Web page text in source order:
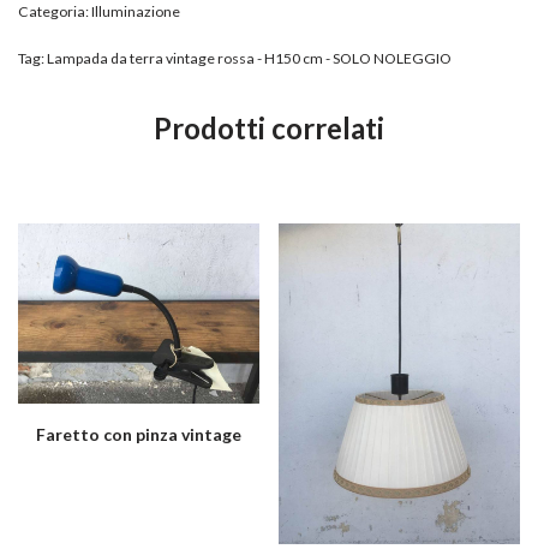
Categoria:Illuminazione
Tag:Lampada da terra vintage rossa - H150 cm - SOLO NOLEGGIO
Prodotti correlati
Faretto con pinza vintage